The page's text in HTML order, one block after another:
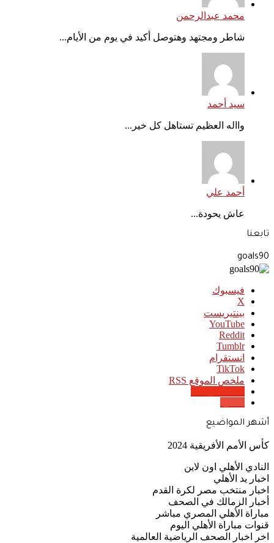
محمد عبدالرحمن
شاطر ومجتهد وهتوصل أكيد في يوم من الأيام...
سيد أحمد
وااله العظيم تستاهل كل خير...
أحمد علي
عاش يحودة...
تابعنا
goals90
فيسبوك
‫X
بينتيريست
‫YouTube
انستقرام
‫TikTok
ملخص الموقع RSS
أشهر المواضيع
كأس الأمم الأفريقية 2024
النادي الأهلي اون لاين
اخبار يد الأهلي
اخبار منتخب مصر لكرة القدم
أخبار الزمالك في الصحف
مباراة الأهلي المصري مباشر
قنوات مباراة الأهلي اليوم
اخر اخبار الصحف الرياضية العالمية